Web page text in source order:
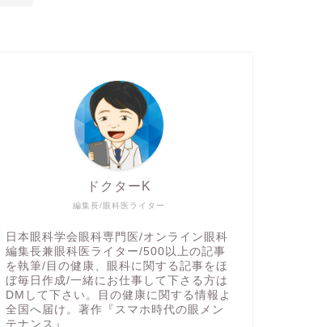
編集長/眼科医ライター
ドクターK
日本眼科学会眼科専門医/オンライン眼科
編集長兼眼科医ライター/500以上の記事
を執筆/目の健康、眼科に関する記事をほ
ぼ毎日作成/一緒にお仕事して下さる方は
DMして下さい。目の健康に関する情報よ
全国へ届け。著作『スマホ時代の眼メン
テナンス』